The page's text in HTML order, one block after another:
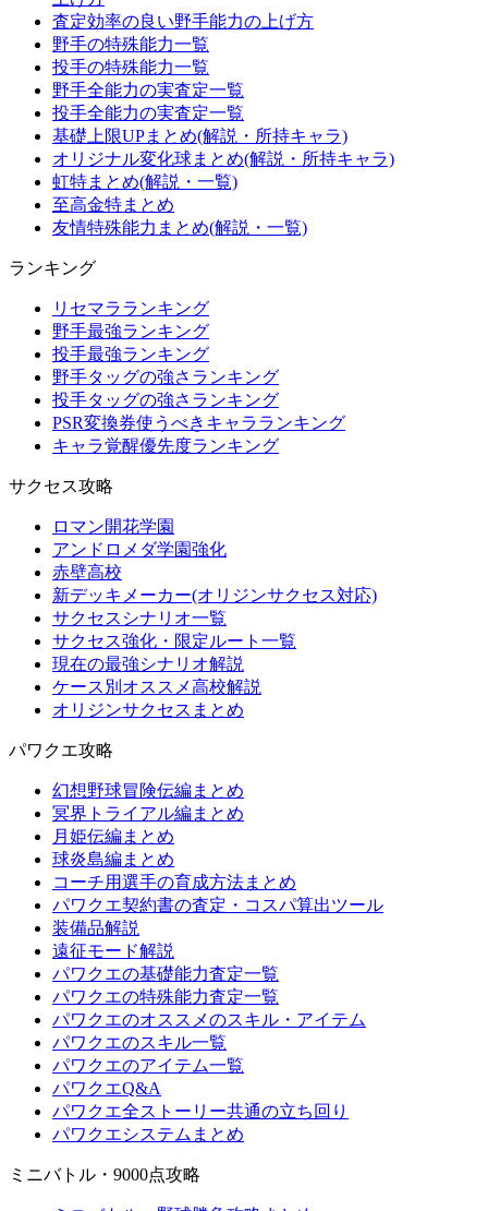
査定効率の良い野手能力の上げ方
野手の特殊能力一覧
投手の特殊能力一覧
野手全能力の実査定一覧
投手全能力の実査定一覧
基礎上限UPまとめ(解説・所持キャラ)
オリジナル変化球まとめ(解説・所持キャラ)
虹特まとめ(解説・一覧)
至高金特まとめ
友情特殊能力まとめ(解説・一覧)
ランキング
リセマラランキング
野手最強ランキング
投手最強ランキング
野手タッグの強さランキング
投手タッグの強さランキング
PSR変換券使うべきキャラランキング
キャラ覚醒優先度ランキング
サクセス攻略
ロマン開花学園
アンドロメダ学園強化
赤壁高校
新デッキメーカー(オリジンサクセス対応)
サクセスシナリオ一覧
サクセス強化・限定ルート一覧
現在の最強シナリオ解説
ケース別オススメ高校解説
オリジンサクセスまとめ
パワクエ攻略
幻想野球冒険伝編まとめ
冥界トライアル編まとめ
月姫伝編まとめ
球炎島編まとめ
コーチ用選手の育成方法まとめ
パワクエ契約書の査定・コスパ算出ツール
装備品解説
遠征モード解説
パワクエの基礎能力査定一覧
パワクエの特殊能力査定一覧
パワクエのオススメのスキル・アイテム
パワクエのスキル一覧
パワクエのアイテム一覧
パワクエQ&A
パワクエ全ストーリー共通の立ち回り
パワクエシステムまとめ
ミニバトル・9000点攻略